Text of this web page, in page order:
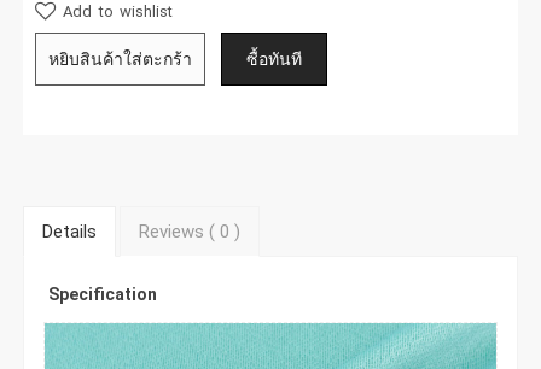
Add to wishlist
Details Reviews ( 0)
Specification